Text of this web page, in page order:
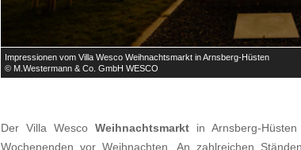
Impressionen vom Villa Wesco Weihnachtsmarkt in Arnsberg-Hüsten
© M.Westermann & Co. GmbH WESCO
Der Villa Wesco Weihnachtsmarktin Arnsberg-
Wochenenden vor Weihnachten. An zahlreichen